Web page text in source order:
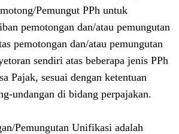
Pemungut PPh untuk
pemotongan dan/atau pemungutan
pemotongan dan/atau pemungutan
sendiri atas beberapa jenis PPh
Pajak, sesuai dengan ketentuan
undangan di bidang perpajakan.
Pemungutan Unifikasi adalah